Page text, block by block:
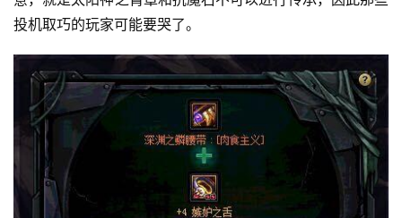
投机取巧的玩家可能要哭了。